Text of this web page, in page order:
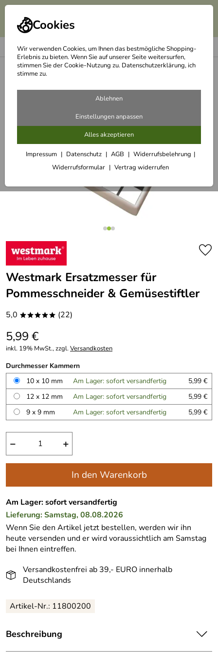
Cookies
Wir verwenden Cookies, um Ihnen das bestmögliche Shopping-
Erlebnis zu bieten. Wenn Sie auf unserer Seite weitersurfen,
stimmen Sie der Cookie-Nutzung zu. Datenschutzerklärung, ich
stimme zu.
Ablehnen
Einstellungen anpassen
Alles akzeptieren
Impressum Datenschutz AGB
Widerrufsbelehrung
Widerrufsformular
Vertrag widerrufen
Küchenhelfer
Westmark Ersatzmesser für
Pommesschneider & Gemüsestiftler
5,0 ***** (22)
5,99 €
inkl. 19% MwSt., zzgl.Versandkosten
Durchmesser Kammern
10 x 10 mm
Am Lager: sofort versandfertig
5,99 €
12 x 12 mm
Am Lager: sofort versandfertig
5,99 €
9 x 9 mm
Am Lager: sofort versandfertig 5,99 €
− +
In den Warenkorb
Am Lager: sofort versandfertig
Lieferung: Samstag, 08.08.2026
Wenn Sie den Artikel jetzt bestellen, werden wir ihn
heute versenden und er wird voraussichtlich am Samstag
bei Ihnen eintreffen.
Versandkostenfrei ab 39,- EURO innerhalb
Deutschlands
Artikel-Nr.: 11800200
Beschreibung
Westmark Ersatzmesser für Pommesschneider &